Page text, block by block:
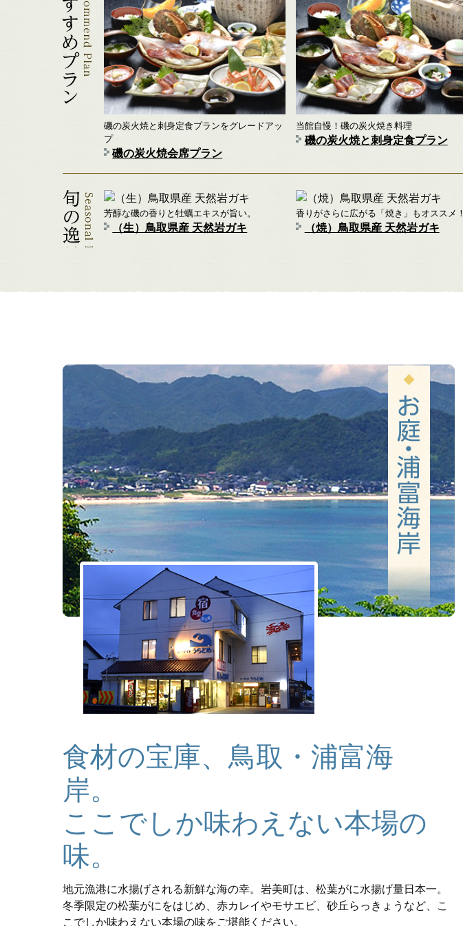
磯の炭火焼と刺身定食プランをグレードアッ
プ
磯の炭火焼会席プラン
当館自慢！磯の炭火焼き料理
磯の炭火焼と刺身定食プラン
芳醇な磯の香りと牡蠣エキスが旨い。
（生）鳥取県産 天然岩ガキ
香りがさらに広がる「焼き」もオススメ！
（焼）鳥取県産 天然岩ガキ
食材の宝庫、鳥取・浦富海
岸。
ここでしか味わえない本場の
味。
地元漁港に水揚げされる新鮮な海の幸。岩美町は、松葉がに水揚げ量日本一。
冬季限定の松葉がにをはじめ、赤カレイやモサエビ、砂丘らっきょうなど、こ
こでしか味わえない本場の味をご堪能ください。